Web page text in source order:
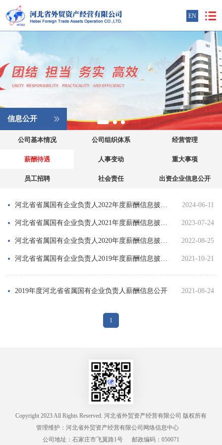
EN
信息公开
公司基本情况 公司组织体系 经营管理
薪酬待遇 人事变动 重大事项
员工招聘 社会责任 出资企业信息公开
2024-06-11
河北省省属国有企业负责人2022年度薪酬信息披露表
2023-07-24
河北省省属国有企业负责人2021年度薪酬信息披露表
2022-08-25
河北省省属国有企业负责人2020年度薪酬信息披露表
2021-10-21
河北省省属国有企业负责人2019年度薪酬信息披露表
2021-08-24
2019年度河北省省属国有企业负责人薪酬信息公开
1
Copyright 2023 All Rights Reserved. 河北省外贸资产经营有限公司 版权所有
管理维护：河北省外贸资产经营有限公司网络信息中心
公司地址：石家庄市飞翼路1号
邮政编码：050071